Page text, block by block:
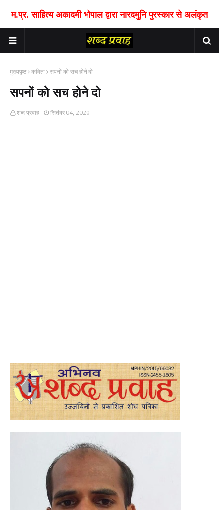
म.प्र. साहित्य अकादमी भोपाल द्वारा नारदमुनि पुरस्कार से अलंकृत
मुख्यपृष्ठ कविता सपनों को सच होने दो
सपनों को सच होने दो
शब्द प्रवाह सितंबर 04, 2020